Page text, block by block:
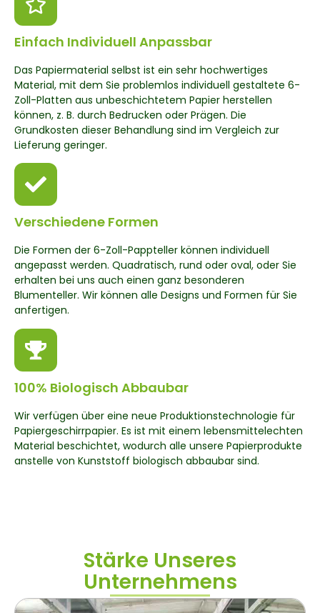
Einfach Individuell Anpassbar
Das Papiermaterial selbst ist ein sehr hochwertiges
Material, mit dem Sie problemlos individuell gestaltete 6-
Zoll-Platten aus unbeschichtetem Papier herstellen
können, z. B. durch Bedrucken oder Prägen. Die
Grundkosten dieser Behandlung sind im Vergleich zur
Lieferung geringer.
Verschiedene Formen
Die Formen der 6-Zoll-Pappteller können individuell
angepasst werden. Quadratisch, rund oder oval, oder Sie
erhalten bei uns auch einen ganz besonderen
Blumenteller. Wir können alle Designs und Formen für Sie
anfertigen.
100% Biologisch Abbaubar
Wir verfügen über eine neue Produktionstechnologie für
Papiergeschirrpapier. Es ist mit einem lebensmittelechten
Material beschichtet, wodurch alle unsere Papierprodukte
anstelle von Kunststoff biologisch abbaubar sind.
Stärke Unseres
Unternehmens